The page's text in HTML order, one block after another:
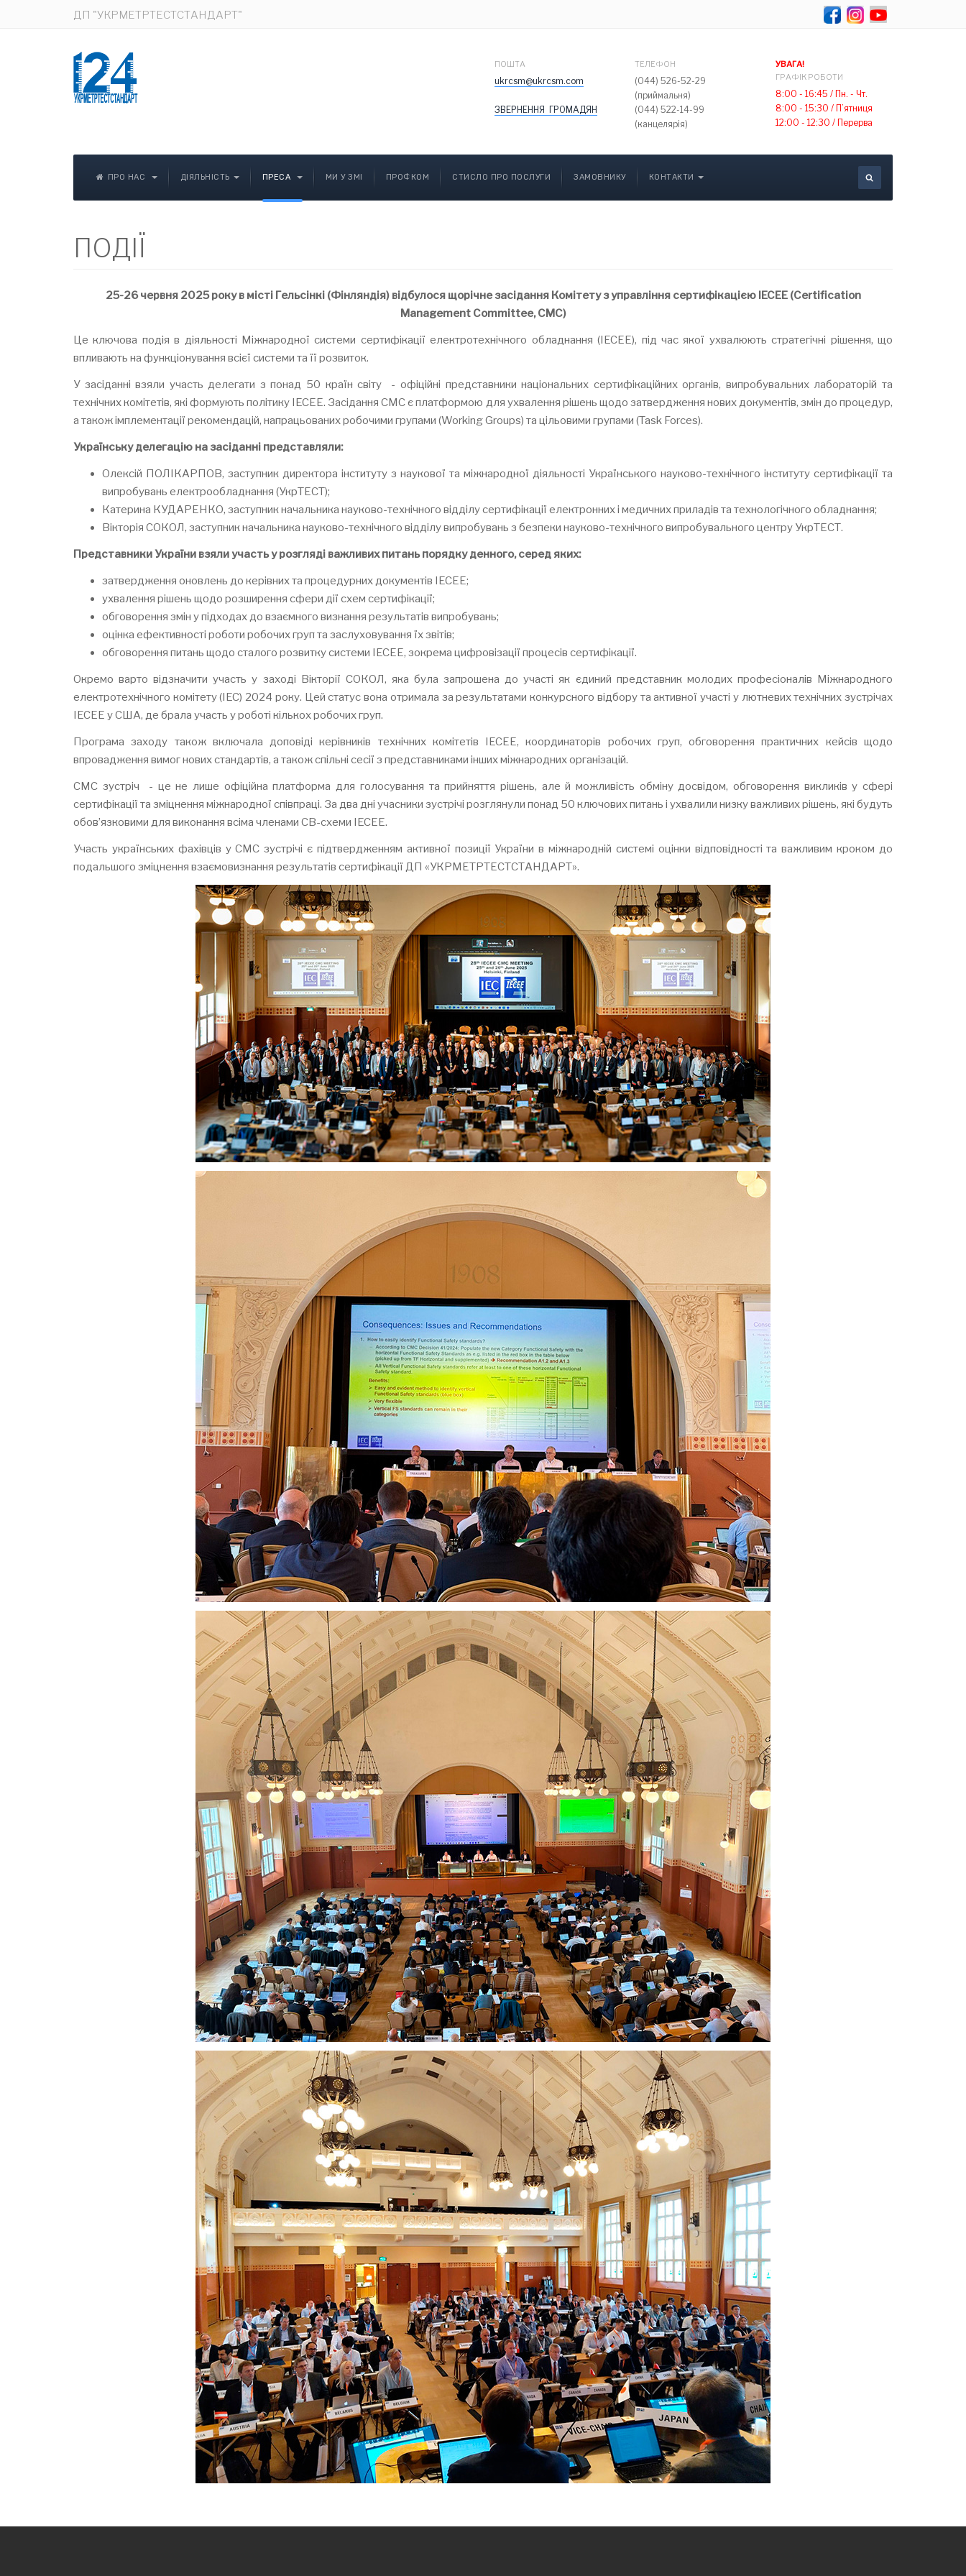
ДП "УКРМЕТРТЕСТСТАНДАРТ"
ПОШТА
ukrcsm@ukrcsm.com
ЗВЕРНЕННЯ ГРОМАДЯН
ТЕЛЕФОН
(044) 526-52-29
(приймальня)
(044) 522-14-99
(канцелярія)
УВАГА!
ГРАФІК РОБОТИ
8:00 - 16:45 / Пн. - Чт.
8:00 - 15:30 / П’ятниця
12:00 - 12:30 / Перерва
ПРО НАС ДІЯЛЬНІСТЬ ПРЕСА МИ У ЗМІ ПРОФКОМ СТИСЛО ПРО ПОСЛУГИ ЗАМОВНИКУ КОНТАКТИ
ПОДІЇ
25-26 червня 2025 року в місті Гельсінкі (Фінляндія) відбулося щорічне засідання Комітету з управління сертифікацією IECEE (Certification
Management Committee, CMC)
Це ключова подія в діяльності Міжнародної системи сертифікації електротехнічного обладнання (IECEE), під час якої ухвалюють стратегічні рішення, що
впливають на функціонування всієї системи та її розвиток.
У засіданні взяли участь делегати з понад 50 країн світу - офіційні представники національних сертифікаційних органів, випробувальних лабораторій та
технічних комітетів, які формують політику IECEE. Засідання CMC є платформою для ухвалення рішень щодо затвердження нових документів, змін до процедур,
а також імплементації рекомендацій, напрацьованих робочими групами (Working Groups) та цільовими групами (Task Forces).
Українську делегацію на засіданні представляли:
Олексій ПОЛІКАРПОВ, заступник директора інституту з наукової та міжнародної діяльності Українського науково-технічного інституту сертифікації та
випробувань електрообладнання (УкрТЕСТ);
Катерина КУДАРЕНКО, заступник начальника науково-технічного відділу сертифікації електронних і медичних приладів та технологічного обладнання;
Вікторія СОКОЛ, заступник начальника науково-технічного відділу випробувань з безпеки науково-технічного випробувального центру УкрТЕСТ.
Представники України взяли участь у розгляді важливих питань порядку денного, серед яких:
затвердження оновлень до керівних та процедурних документів IECEE;
ухвалення рішень щодо розширення сфери дії схем сертифікації;
обговорення змін у підходах до взаємного визнання результатів випробувань;
оцінка ефективності роботи робочих груп та заслуховування їх звітів;
обговорення питань щодо сталого розвитку системи IECEE, зокрема цифровізації процесів сертифікації.
Окремо варто відзначити участь у заході Вікторії СОКОЛ, яка була запрошена до участі як єдиний представник молодих професіоналів Міжнародного
електротехнічного комітету (IEC) 2024 року. Цей статус вона отримала за результатами конкурсного відбору та активної участі у лютневих технічних зустрічах
IECEE у США, де брала участь у роботі кількох робочих груп.
Програма заходу також включала доповіді керівників технічних комітетів IECEE, координаторів робочих груп, обговорення практичних кейсів щодо
впровадження вимог нових стандартів, а також спільні сесії з представниками інших міжнародних організацій.
CMC зустріч - це не лише офіційна платформа для голосування та прийняття рішень, але й можливість обміну досвідом, обговорення викликів у сфері
сертифікації та зміцнення міжнародної співпраці. За два дні учасники зустрічі розглянули понад 50 ключових питань і ухвалили низку важливих рішень, які будуть
обов’язковими для виконання всіма членами CB-схеми IECEE.
Участь українських фахівців у CMC зустрічі є підтвердженням активної позиції України в міжнародній системі оцінки відповідності та важливим кроком до
подальшого зміцнення взаємовизнання результатів сертифікації ДП «УКРМЕТРТЕСТСТАНДАРТ».